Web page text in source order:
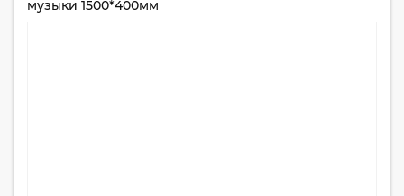
музыки 1500*400мм